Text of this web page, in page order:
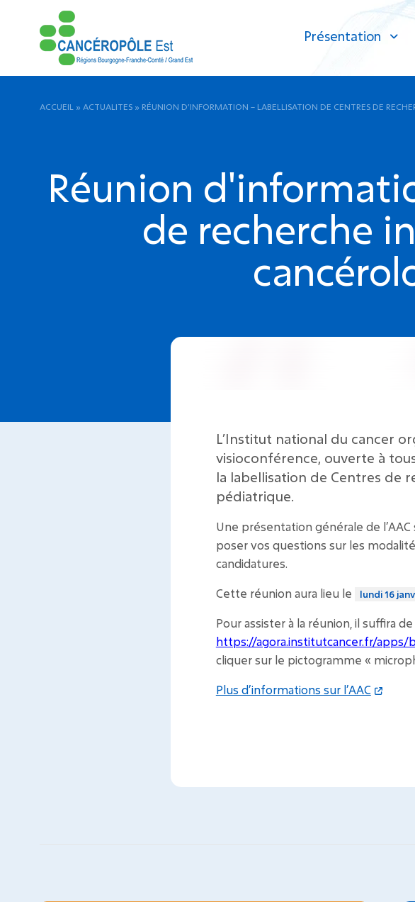
Présentation
ACCUEIL » ACTUALITES » RÉUNION D’INFORMATION – LABELLISATION DE CENTRES DE
Réunion
de recherche
L’Institut national du cancer
visioconférence, ouverte à
la labellisation de Centres de
pédiatrique.
Une présentation générale de
poser vos questions sur les
candidatures.
Cette réunion aura lieu le
lundi 16
Pour assister à la réunion, il suffira
https://agora.institutcancer.fr/apps/
cliquer sur le pictogramme «
Plus d’informations sur l’AAC